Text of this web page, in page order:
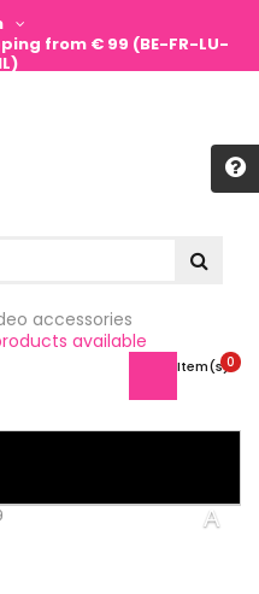
from € 99 (BE-FR-LU-
accessories
available
0
Item(s) -